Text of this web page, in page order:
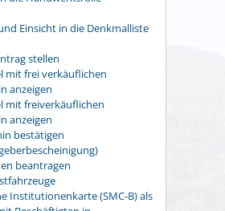
Einsicht in die Denkmalliste
stellen
mit frei verkäuflichen
anzeigen
mit freiverkäuflichen
anzeigen
bestätigen
beantragen
Institutionenkarte (SMC-B) als